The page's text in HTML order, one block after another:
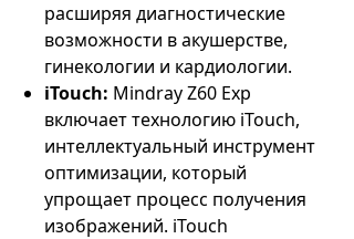
расширяя диагностические
возможности в акушерстве,
гинекологии и кардиологии.
iTouch: Mindray Z60 Exp
включает технологию iTouch,
интеллектуальный инструмент
оптимизации, который
упрощает процесс получения
изображений. iTouch